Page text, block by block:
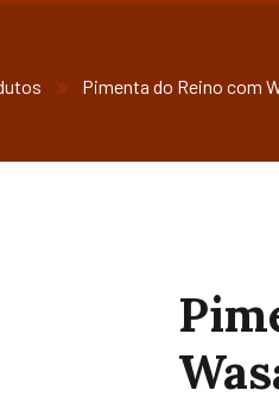
Pimenta do Reino com